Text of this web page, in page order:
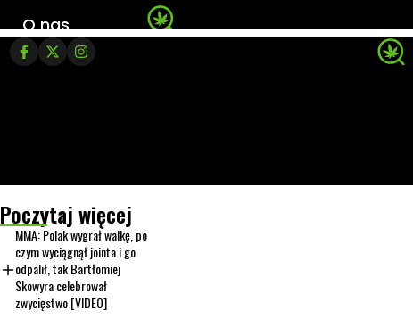
O nas
Poczytaj więcej
MMA: Polak wygrał walkę, po
czym wyciągnął jointa i go
odpalił, tak Bartłomiej
Skowyra celebrował
zwycięstwo [VIDEO]